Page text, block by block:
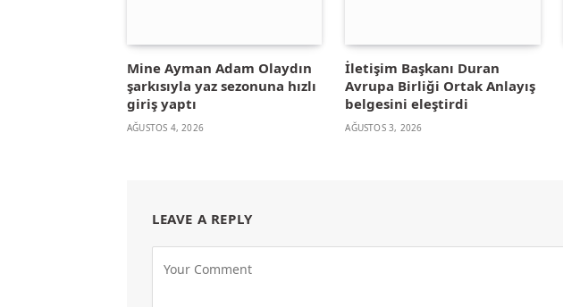
Mine Ayman Adam Olaydın
şarkısıyla yaz sezonuna hızlı
giriş yaptı
AĞUSTOS 4, 2026
İletişim Başkanı Duran
Avrupa Birliği Ortak Anlayış
belgesini eleştirdi
AĞUSTOS 3, 2026
LEAVE A REPLY